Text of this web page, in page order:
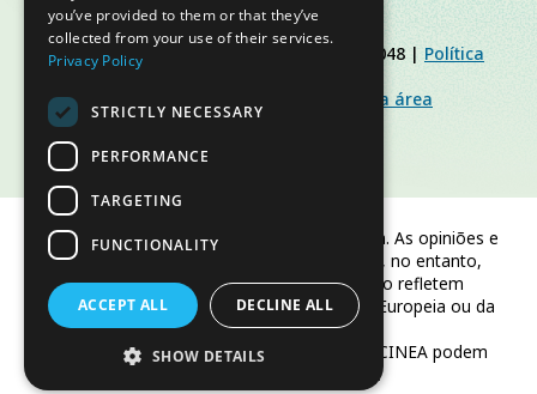
© Slow Food Foundation | C.F. 91019770048 | Política
de Privacidade
Slow Food Foundation
Diretrizes para a área
restrita
Financiado pela União Europeia. As opiniões e
pontos de vista expressos são, no entanto,
apenas os do(s) autor(es) e não refletem
necessariamente os da União Europeia ou da
CINEA.
Nem a União Europeia nem a CINEA podem
ser responsabilizadas por eles.
you’ve provided to them or that they’ve
collected from your use of their services.
Privacy Policy
STRICTLY NECESSARY
PERFORMANCE
TARGETING
FUNCTIONALITY
ACCEPT ALL DECLINE ALL
SHOW DETAILS